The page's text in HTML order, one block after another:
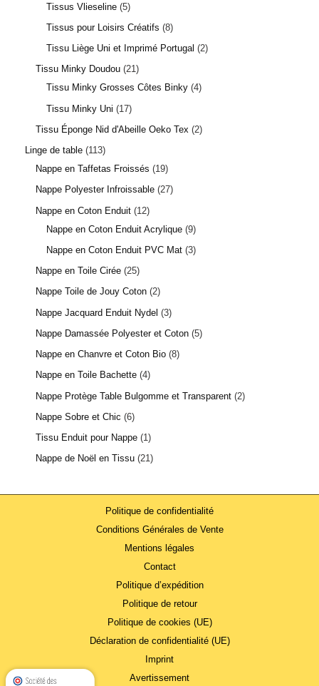
Tissus Vlieseline 5
Tissus pour Loisirs Créatifs 8
Tissu Liège Uni et Imprimé Portugal
2
Tissu Minky Doudou 21
Tissu Minky Grosses Côtes Binky 4
Tissu Minky Uni
17
Tissu Éponge Nid d'Abeille Oeko Tex
2
Linge de table 113
Nappe en Taffetas Froissés
19
Nappe Polyester Infroissable 27
Nappe en Coton Enduit 12
Nappe en Coton Enduit Acrylique 9
Nappe en Coton Enduit PVC Mat 3
Nappe en Toile Cirée 25
Nappe Toile de Jouy Coton 2
Nappe Jacquard Enduit Nydel 3
Nappe Damassée Polyester et Coton 5
Nappe en Chanvre et Coton Bio 8
Nappe en Toile Bachette 4
Nappe Protège Table Bulgomme et Transparent 2
Nappe Sobre et Chic 6
Tissu Enduit pour Nappe 1
Nappe de Noël en Tissu 21
Politique de confidentialité
Conditions Générales de Vente
Mentions légales
Contact
Politique d’expédition
Politique de retour
Politique de cookies (UE)
Déclaration de confidentialité (UE)
Imprint
Avertissement